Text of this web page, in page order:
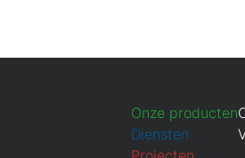
Onze producten
Diensten